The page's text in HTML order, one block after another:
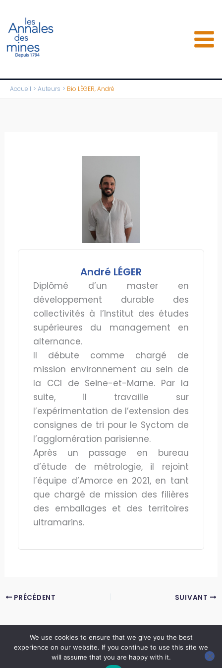
contenu
Accueil Auteurs Bio LÉGER, André
André LÉGER
Diplômé d’un master en
développement durable des
collectivités à l’Institut des études
supérieures du management en
alternance.
Il débute comme chargé de
mission environnement au sein de
la CCI de Seine-et-Marne. Par la
suite, il travaille sur
l’expérimentation de l’extension des
consignes de tri pour le Syctom de
l’agglomération parisienne.
Après un passage en bureau
d’étude de métrologie, il rejoint
l’équipe d’Amorce en 2021, en tant
que chargé de mission des filières
des emballages et des territoires
ultramarins.
PRÉCÉDENT SUIVANT
Copyright © 2026 LES ANNALES DES MINES | Powered byThème WordPress Astra
We use cookies to ensure that we give you the best
experience on our website. If you continue to use this site we
will assume that you are happy with it.